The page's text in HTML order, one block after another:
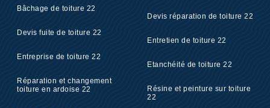
Bâchage de toiture 22
Devis fuite de toiture 22
Entreprise de toiture 22
Réparation et changement
toiture en ardoise 22
Devis réparation de toiture 22
Entretien de toiture 22
Etanchéité de toiture 22
Résine et peinture sur toiture
22